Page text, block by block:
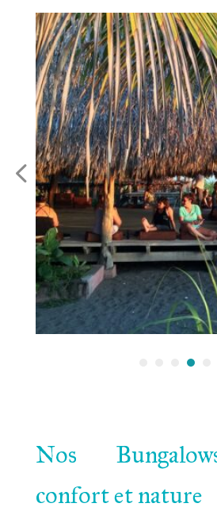
Nos
confort et nature